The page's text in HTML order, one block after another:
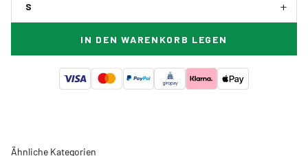
S
IN DEN WARENKORB LEGEN
Ähnliche Kategorien